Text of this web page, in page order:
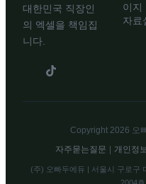
대한민국 직장인
의 엑셀을 책임집
니다.
이지
자료
Copyright 2026 오
자주묻는질문
개인정
(주) 오빠두에듀 | 서울시 구로구